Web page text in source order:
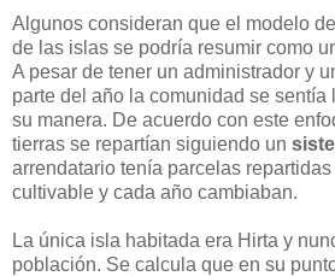
Algunos consideran que el modelo
de las islas se podría resumir como
A pesar de tener un administrador y
parte del año la comunidad se sentía
su manera. De acuerdo con este
tierras se repartían siguiendo un
arrendatario tenía parcelas
cultivable y cada año cambiaban.
La única isla habitada era Hirta y
población. Se calcula que en su